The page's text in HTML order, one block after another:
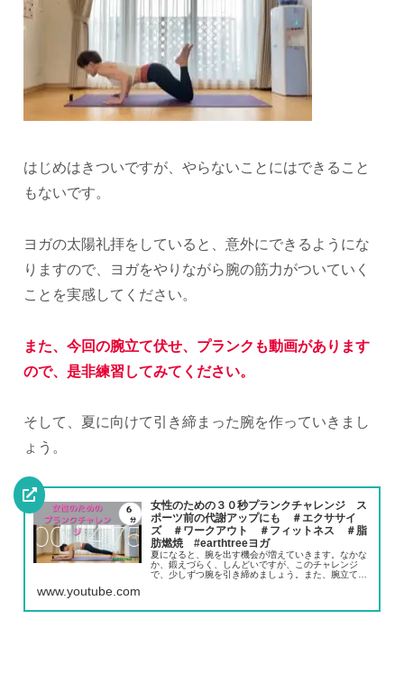
はじめはきついですが、やらないことにはできること
もないです。
ヨガの太陽礼拝をしていると、意外にできるようにな
りますので、ヨガをやりながら腕の筋力がついていく
ことを実感してください。
また、今回の腕立て伏せ、プランクも動画があります
ので、是非練習してみてください。
そして、夏に向けて引き締まった腕を作っていきまし
ょう。
女性のための３０秒プランクチャレンジ ス
ポーツ前の代謝アップにも ＃エクササイ
ズ ＃ワークアウト ＃フィットネス ＃脂
肪燃焼 #earthtreeヨガ
夏になると、腕を出す機会が増えていきます。なかな
か、鍛えづらく、しんどいですが、このチャレンジ
で、少しずつ腕を引き締めましょう。また、腕立て伏
www.youtube.com